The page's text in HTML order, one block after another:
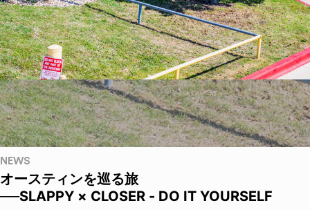
NEWS
オースティンを巡る旅
──SLAPPY × CLOSER - DO IT YOURSELF